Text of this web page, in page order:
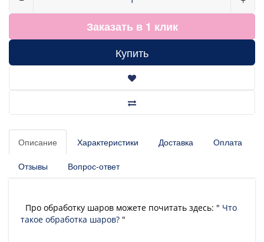
Заказать в 1 клик
Купить
Описание Характеристики Доставка Оплата
Отзывы Вопрос-ответ
Про обработку шаров можете почитать здесь: " Что
такое обработка шаров? "